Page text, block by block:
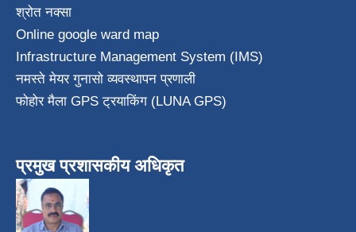
श्रोत नक्सा
Online google ward map
Infrastructure Management System (IMS)
नमस्ते मेयर गुनासो व्यवस्थापन प्रणाली
फोहोर मैला GPS ट्रयाकिंग (LUNA GPS)
प्रमुख प्रशासकीय अधिकृत